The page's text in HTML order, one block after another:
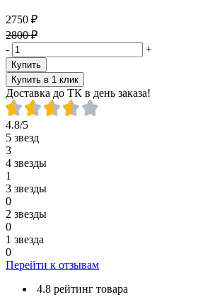
2750 ₽
2800 ₽
-
+
Купить
Купить в 1 клик
Доставка до ТК в день заказа!
4.8/5
5 звезд
3
4 звезды
1
3 звезды
0
2 звезды
0
1 звезда
0
Перейти к отзывам
4.8 рейтинг товара